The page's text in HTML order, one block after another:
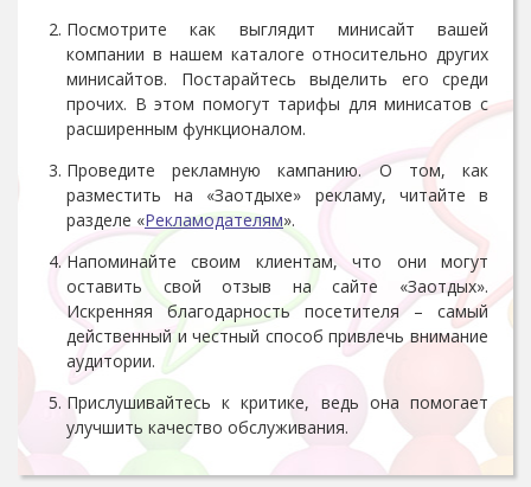
Посмотрите как выглядит минисайт вашей
компании в нашем каталоге относительно других
минисайтов. Постарайтесь выделить его среди
прочих. В этом помогут тарифы для минисатов с
расширенным функционалом.
Проведите рекламную кампанию. О том, как
разместить на «Заотдыхе» рекламу, читайте в
разделе «Рекламодателям».
Напоминайте своим клиентам, что они могут
оставить свой отзыв на сайте «Заотдых».
Искренняя благодарность посетителя – самый
действенный и честный способ привлечь внимание
аудитории.
Прислушивайтесь к критике, ведь она помогает
улучшить качество обслуживания.